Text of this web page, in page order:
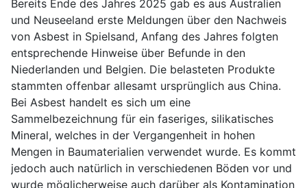
Bereits Ende des Jahres 2025 gab es aus Australien
und Neuseeland erste Meldungen über den Nachweis
von Asbest in Spielsand, Anfang des Jahres folgten
entsprechende Hinweise über Befunde in den
Niederlanden und Belgien. Die belasteten Produkte
stammten offenbar allesamt ursprünglich aus China.
Bei Asbest handelt es sich um eine
Sammelbezeichnung für ein faseriges, silikatisches
Mineral, welches in der Vergangenheit in hohen
Mengen in Baumaterialien verwendet wurde. Es kommt
jedoch auch natürlich in verschiedenen Böden vor und
wurde möglicherweise auch darüber als Kontamination